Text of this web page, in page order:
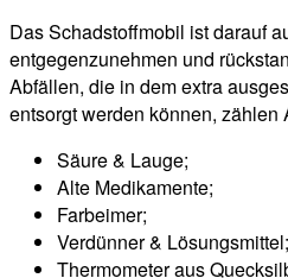
Das Schadstoffmobil ist darauf
entgegenzunehmen und
Abfällen, die in dem extra
entsorgt werden können, zählen
Säure & Lauge;
Alte Medikamente;
Farbeimer;
Verdünner & Lösungsmittel;
Thermometer aus